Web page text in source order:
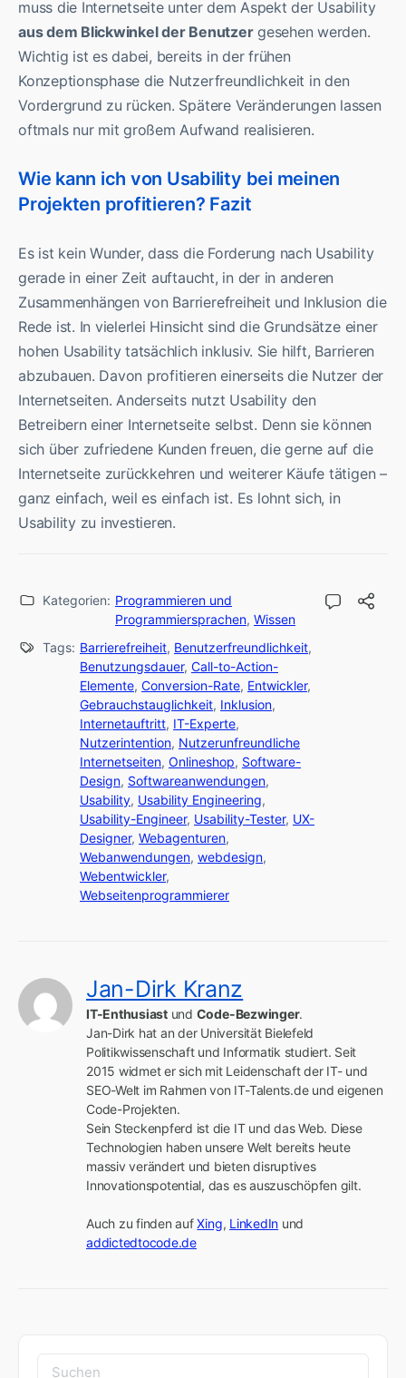
muss die Internetseite unter dem Aspekt der Usability
aus dem Blickwinkel der Benutzergesehen werden.
Wichtig ist es dabei, bereits in der frühen
Konzeptionsphase die Nutzerfreundlichkeit in den
Vordergrund zu rücken. Spätere Veränderungen lassen
oftmals nur mit großem Aufwand realisieren.
Wie kann ich von Usability bei meinen
Projekten profitieren? Fazit
Es ist kein Wunder, dass die Forderung nach Usability
gerade in einer Zeit auftaucht, in der in anderen
Zusammenhängen von Barrierefreiheit und Inklusion die
Rede ist. In vielerlei Hinsicht sind die Grundsätze einer
hohen Usability tatsächlich inklusiv. Sie hilft, Barrieren
abzubauen. Davon profitieren einerseits die Nutzer der
Internetseiten. Anderseits nutzt Usability den
Betreibern einer Internetseite selbst. Denn sie können
sich über zufriedene Kunden freuen, die gerne auf die
Internetseite zurückkehren und weiterer Käufe tätigen –
ganz einfach, weil es einfach ist. Es lohnt sich, in
Usability zu investieren.
Kategorien: Programmieren und
Programmiersprachen, Wissen
Tags: Barrierefreiheit, Benutzerfreundlichkeit,
Benutzungsdauer, Call-to-Action-
Elemente, Conversion-Rate, Entwickler,
Gebrauchstauglichkeit, Inklusion,
Internetauftritt, IT-Experte,
Nutzerintention, Nutzerunfreundliche
Internetseiten, Onlineshop, Software-
Design, Softwareanwendungen,
Usability, Usability Engineering,
Usability-Engineer, Usability-Tester, UX-
Designer, Webagenturen,
Webanwendungen, webdesign,
Webentwickler,
Webseitenprogrammierer
Jan-Dirk Kranz
IT-Enthusiast und Code-Bezwinger.
Jan-Dirk hat an der Universität Bielefeld
Politikwissenschaft und Informatik studiert. Seit
2015 widmet er sich mit Leidenschaft der IT- und
SEO-Welt im Rahmen von IT-Talents.de und eigenen
Code-Projekten.
Sein Steckenpferd ist die IT und das Web. Diese
Technologien haben unsere Welt bereits heute
massiv verändert und bieten disruptives
Innovationspotential, das es auszuschöpfen gilt.
Auch zu finden auf Xing, LinkedIn
addictedtocode.de
Suchen